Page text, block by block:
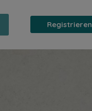
Registrieren